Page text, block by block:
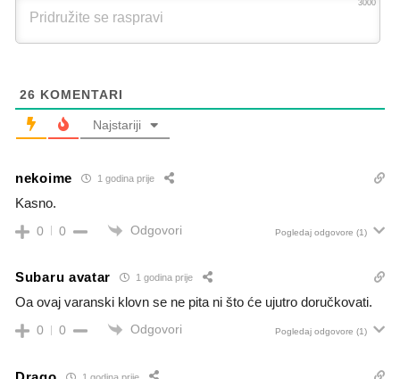
3000
26 KOMENTARI
Najstariji
nekoime 1 godina prije
Kasno.
0 0 Odgovori Pogledaj odgovore (1)
Subaru avatar 1 godina prije
Oa ovaj varanski klovn se ne pita ni što će ujutro doručkovati.
0 0 Odgovori Pogledaj odgovore (1)